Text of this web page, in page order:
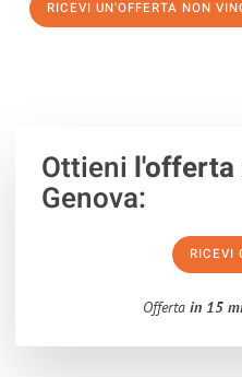
RICEVI UN'OFFERTA NON
Ottieni
Genova:
RICEVI
Offerta in 15